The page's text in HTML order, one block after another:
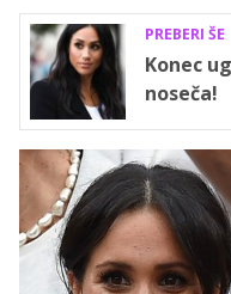
PREBERI ŠE
Konec
noseča!